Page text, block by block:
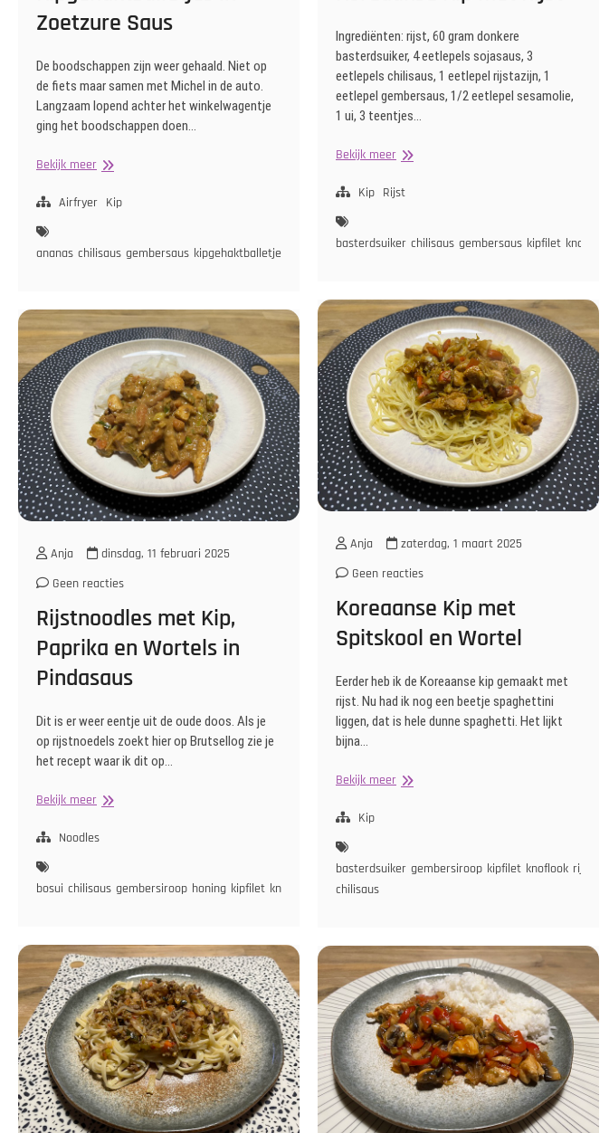
Zoetzure Saus
De boodschappen zijn weer gehaald. Niet op
de fiets maar samen met Michel in de auto.
Langzaam lopend achter het winkelwagentje
ging het boodschappen doen…
Bekijk meerKipgehaktballetjes
Zoetzure
Airfryer Kip
ananas chilisaus gembersaus kipgehaktballetjes sojasaus tomatenketchup
Ingrediënten: rijst, 60 gram donkere
basterdsuiker, 4 eetlepels sojasaus, 3
eetlepels chilisaus, 1 eetlepel rijstazijn, 1
eetlepel gembersaus, 1/2 eetlepel sesamolie,
1 ui, 3 teentjes…
Bekijk meerKoreaanse
met
Kip Rijst
basterdsuiker chilisaus gembersaus kipfilet knoflook
Anja
zaterdag, 1 maart 2025
Geen reacties
Koreaanse Kip met
Spitskool en Wortel
Eerder heb ik de Koreaanse kip gemaakt met
rijst. Nu had ik nog een beetje spaghettini
liggen, dat is hele dunne spaghetti. Het lijkt
bijna…
Bekijk meerKoreaanse
Wortel
Kip
basterdsuiker gembersiroop kipfilet knoflook rijstazijn
chilisaus
Anja
dinsdag, 11 februari 2025
Geen reacties
Rijstnoodles met Kip,
Paprika en Wortels in
Pindasaus
Dit is er weer eentje uit de oude doos. Als je
op rijstnoedels zoekt hier op Brutsellog zie je
het recept waar ik dit op…
Bekijk meerRijstnoodles
Kip,
Wortels
Noodles
bosui chilisaus gembersiroop honing kipfilet knoflook paprika pindakaas